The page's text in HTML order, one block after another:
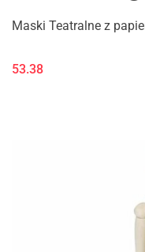
Maski Teatralne z
53.38